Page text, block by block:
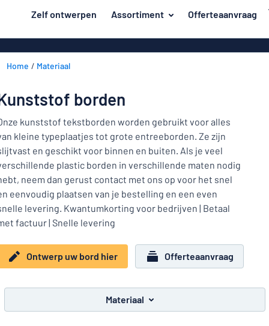
hoofdinhoudZelf ontwerpen Assortiment Offerteaanvraag
Deur en brievenbus
Huis en thuis
Verkeer en voertuigen
Naambadges
Stickers
Dierenborden
Kinderborden
Toon alle categorieën
van emaillen
Houten
Acryl borden
Bordjes van
Affiches
Materiaal
Deur
en
brievenbus
Huis
en
thuis
Verkeer
en
Naambadges
Toon alle categorieën
Offerteaanvraag
naar
uw bord hier
Home Materiaal
borden
kunststof tekstborden worden gebruikt voor alles
kleine typeplaatjes tot grote entreeborden. Ze zijn
en geschikt voor binnen en buiten. Als je veel
plastic borden in verschillende maten nodig
neem dan gerust contact met ons op voor het snel
eenvoudig plaatsen van je bestelling en een even
levering. Kwantumkorting voor bedrijven | Betaal
factuur | Snelle levering
Ontwerp uw bord hier Offerteaanvraag
Materiaal